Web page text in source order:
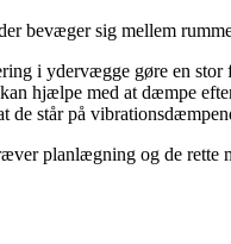
bevæger sig mellem
i ydervægge gøre en stor
hjælpe med at dæmpe
de står på
planlægning og de rette